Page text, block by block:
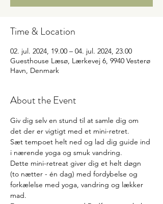
Time & Location
02. jul. 2024, 19.00 – 04. jul. 2024, 23.00
Guesthouse Læsø, Lærkevej 6, 9940 Vesterø
Havn, Denmark
About the Event
Giv dig selv en stund til at samle dig om
det der er vigtigt med et mini-retret.
Sæt tempoet helt ned og lad dig guide ind
i nærende yoga og smuk vandring.
Dette mini-retreat giver dig et helt døgn
(to nætter - én dag) med fordybelse og
forkælelse med yoga, vandring og lækker
mad.